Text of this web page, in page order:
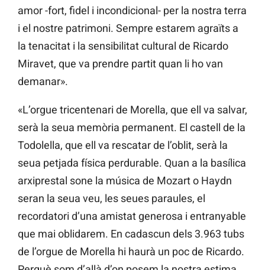
amor -fort, fidel i incondicional- per la nostra terra
i el nostre patrimoni. Sempre estarem agraïts a
la tenacitat i la sensibilitat cultural de Ricardo
Miravet, que va prendre partit quan li ho van
demanar».
«L’orgue tricentenari de Morella, que ell va salvar,
serà la seua memòria permanent. El castell de la
Todolella, que ell va rescatar de l’oblit, serà la
seua petjada física perdurable. Quan a la basílica
arxiprestal sone la música de Mozart o Haydn
seran la seua veu, les seues paraules, el
recordatori d’una amistat generosa i entranyable
que mai oblidarem. En cadascun dels 3.963 tubs
de l’orgue de Morella hi haurà un poc de Ricardo.